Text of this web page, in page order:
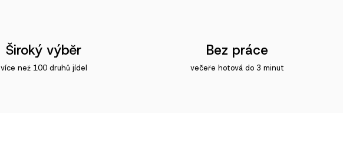
Široký výběr
více než 100 druhů jídel
Bez práce
večeře hotová do 3 minut